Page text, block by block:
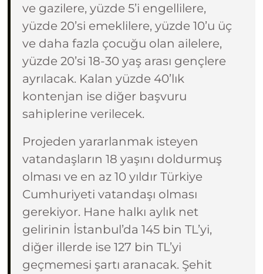
ve gazilere, yüzde 5’i engellilere,
yüzde 20’si emeklilere, yüzde 10’u üç
ve daha fazla çocuğu olan ailelere,
yüzde 20’si 18-30 yaş arası gençlere
ayrılacak. Kalan yüzde 40’lık
kontenjan ise diğer başvuru
sahiplerine verilecek.
Projeden yararlanmak isteyen
vatandaşların 18 yaşını doldurmuş
olması ve en az 10 yıldır Türkiye
Cumhuriyeti vatandaşı olması
gerekiyor. Hane halkı aylık net
gelirinin İstanbul’da 145 bin TL’yi,
diğer illerde ise 127 bin TL’yi
geçmemesi şartı aranacak. Şehit